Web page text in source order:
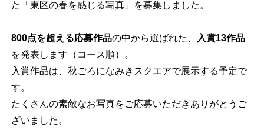
た「東区の春を感じる写真」を募集しました。
800点を超える応募作品の中から選ばれた、
入賞13作品
を発表します（コース順）。
入賞作品は、秋ごろになみきスクエアで展示する予定で
す。
たくさんの素敵なお写真をご応募いただきありがとうご
ざいました。